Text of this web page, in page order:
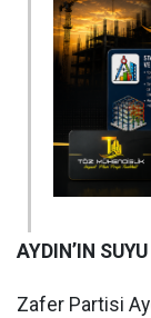
AYDIN’IN
Zafer Partisi